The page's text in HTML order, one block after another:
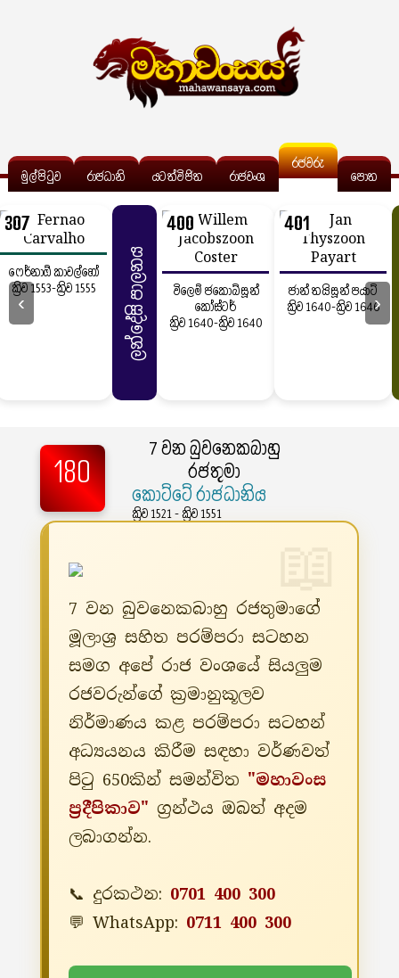
මුල්පිටුව රාජධානි යටත්විජිත රාජවංශ
රජවරු
පොත
307
ෆෙර්නාඕ කාවල්හෝ
ක්‍රිව 1553-ක්‍රිව 1555
ලන්දේසි පාලනය
400
විලෙම් ජකොබ්සූන්
කෝස්ටර්
ක්‍රිව 1640-ක්‍රිව 1640
401
ජාන් තයිසූන් පයාට්
ක්‍රිව 1640-ක්‍රිව 1646
‹ ›
180
7 වන බුවනෙකබාහු
රජතුමා
කොට්ටේ රාජධානිය
ක්‍රිව 1521 - ක්‍රිව 1551
7 වන බුවනෙකබාහු රජතුමාගේ
මූලාශ්‍ර සහිත පරම්පරා සටහන
සමග අපේ රාජ වංශයේ සියලුම
රජවරුන්ගේ ක්‍රමානුකූලව
නිර්මාණය කළ පරම්පරා සටහන්
අධ්‍යයනය කිරීම සඳහා වර්ණවත්
පිටු 650කින් සමන්විත "මහාවංස
ප්‍රදීපිකාව" ග්‍රන්ථය ඔබත් අදම
ලබාගන්න.
📞 දුරකථන: 0701 400 300
💬 WhatsApp: 0711 400 300